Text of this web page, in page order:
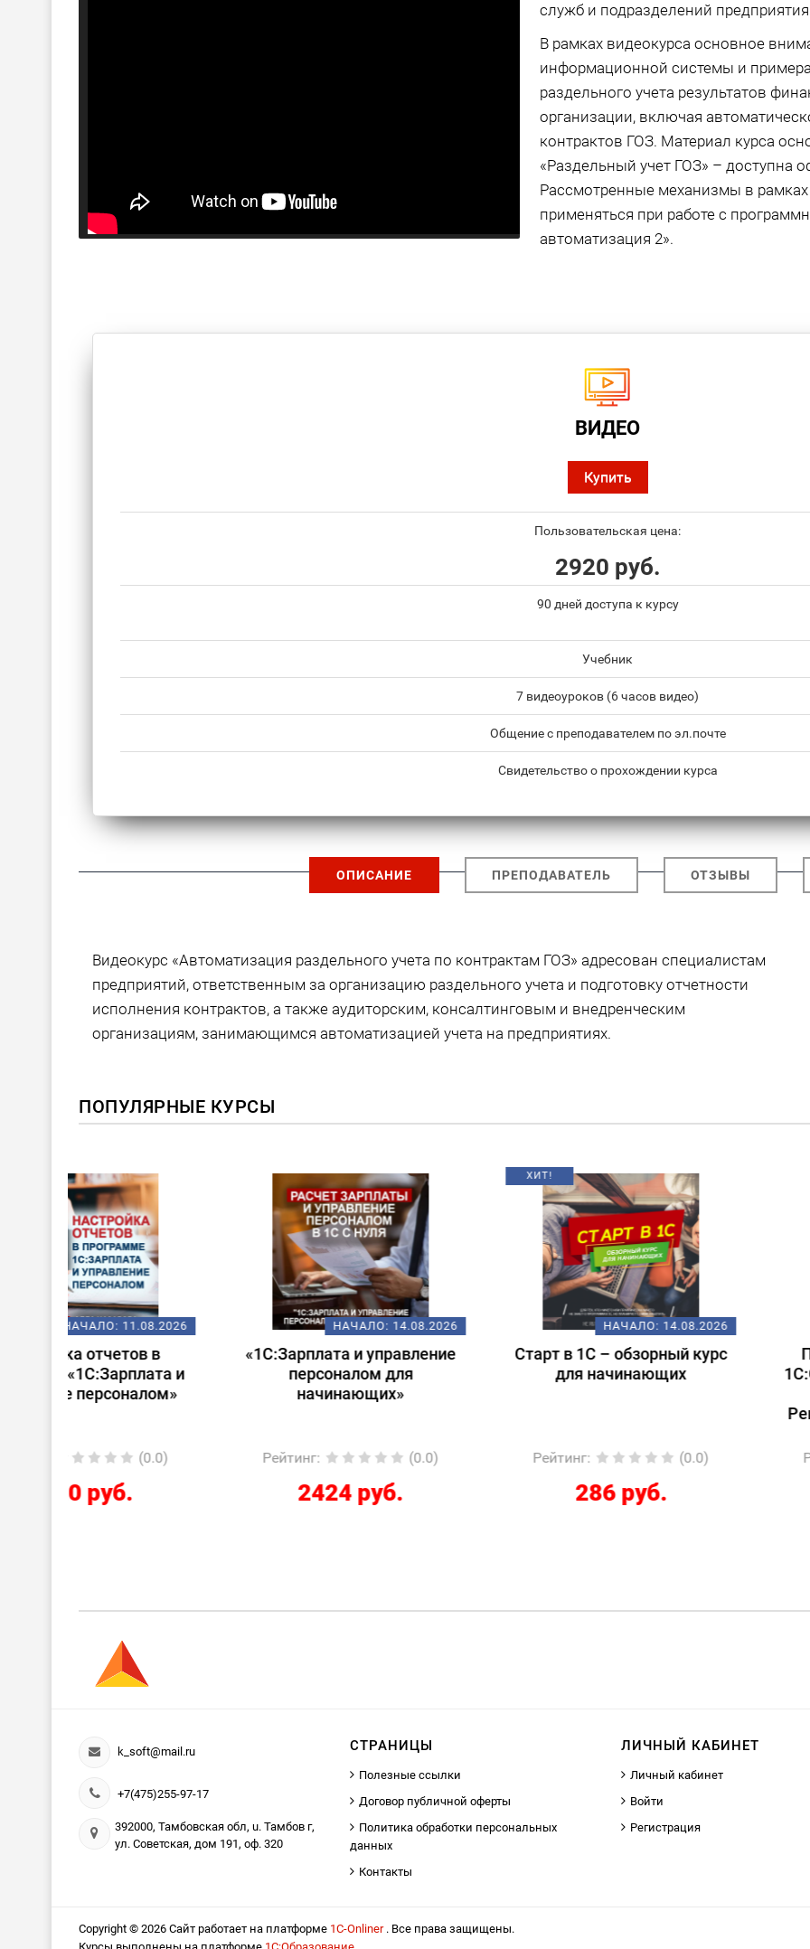
служб и подразделений
В рамках видеокурса основное
информационной системы и
раздельного учета результатов
организации, включая
контрактов ГОЗ. Материал курса
«Раздельный учет ГОЗ» – доступна
Рассмотренные механизмы в
применяться при работе с
автоматизация 2».
ВИДЕО
Купить
Пользовательская цена:
2920 руб.
90 дней доступа к курсу
Учебник
7 видеоуроков (6 часов видео)
Общение с преподавателем по эл.почте
Свидетельство о прохождении курса
ОПИСАНИЕ ПРЕПОДАВАТЕЛЬ ОТЗЫВЫ
Видеокурс «Автоматизация раздельного учета по контрактам ГОЗ» адресован специалистам
предприятий, ответственным за организацию раздельного учета и подготовку отчетности
исполнения контрактов, а также аудиторским, консалтинговым и внедренческим
организациям, занимающимся автоматизацией учета на предприятиях.
ПОПУЛЯРНЫЕ КУРСЫ
НАЧАЛО: 14.08.2026
«1С:Зарплата и управление
персоналом для
начинающих»
Рейтинг (0.0)
ХИТ!
НАЧАЛО: 14.08.2026
Старт в 1С – обзорный курс
для начинающих
Рейтинг (0.0)
НАЧАЛО:
Подготовка к
1С:Специалист-
Рейтинг
k_soft@mail.ru
+7(475)255-97-17
392000, Тамбовская обл, u. Тамбов г,
ул. Советская, дом 191, оф. 320
СТРАНИЦЫ
Полезные ссылки
Договор публичной оферты
Политика обработки персональных
данных
Контакты
ЛИЧНЫЙ КАБИНЕТ
Личный кабинет
Войти
Регистрация
Copyright © 2026 Сайт работает на платформе 1С-Onliner . Все права защищены.